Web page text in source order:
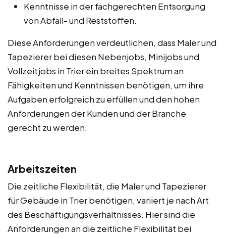
Kenntnisse in der fachgerechten Entsorgung
von Abfall- und Reststoffen.
Diese Anforderungen verdeutlichen, dass Maler und
Tapezierer bei diesen Nebenjobs, Minijobs und
Vollzeitjobs in Trier ein breites Spektrum an
Fähigkeiten und Kenntnissen benötigen, um ihre
Aufgaben erfolgreich zu erfüllen und den hohen
Anforderungen der Kunden und der Branche
gerecht zu werden.
Arbeitszeiten
Die zeitliche Flexibilität, die Maler und Tapezierer
für Gebäude in Trier benötigen, variiert je nach Art
des Beschäftigungsverhältnisses. Hier sind die
Anforderungen an die zeitliche Flexibilität bei